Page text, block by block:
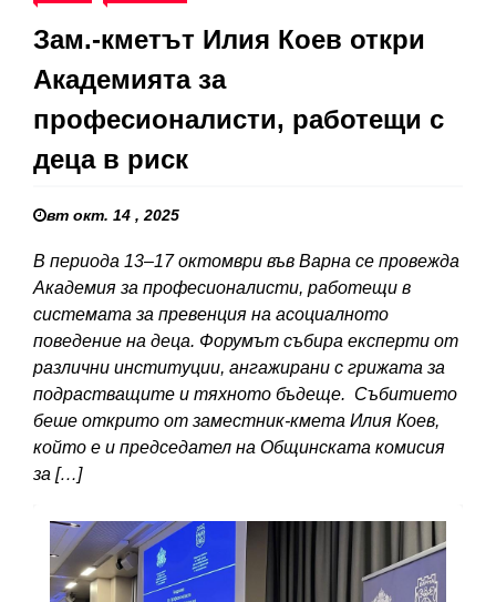
Зам.-кметът Илия Коев откри
Академията за
професионалисти, работещи с
деца в риск
вт окт. 14 , 2025
В периода 13–17 октомври във Варна се провежда
Академия за професионалисти, работещи в
системата за превенция на асоциалното
поведение на деца. Форумът събира експерти от
различни институции, ангажирани с грижата за
подрастващите и тяхното бъдеще. Събитието
беше открито от заместник-кмета Илия Коев,
който е и председател на Общинската комисия
за […]